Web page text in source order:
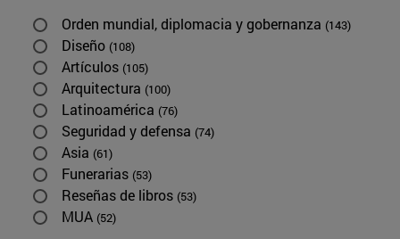
Orden mundial, diplomacia y gobernanza (143)
Diseño (108)
Artículos (105)
Arquitectura (100)
Latinoamérica (76)
Seguridad y defensa (74)
Asia (61)
Funerarias (53)
Reseñas de libros (53)
MUA (52)